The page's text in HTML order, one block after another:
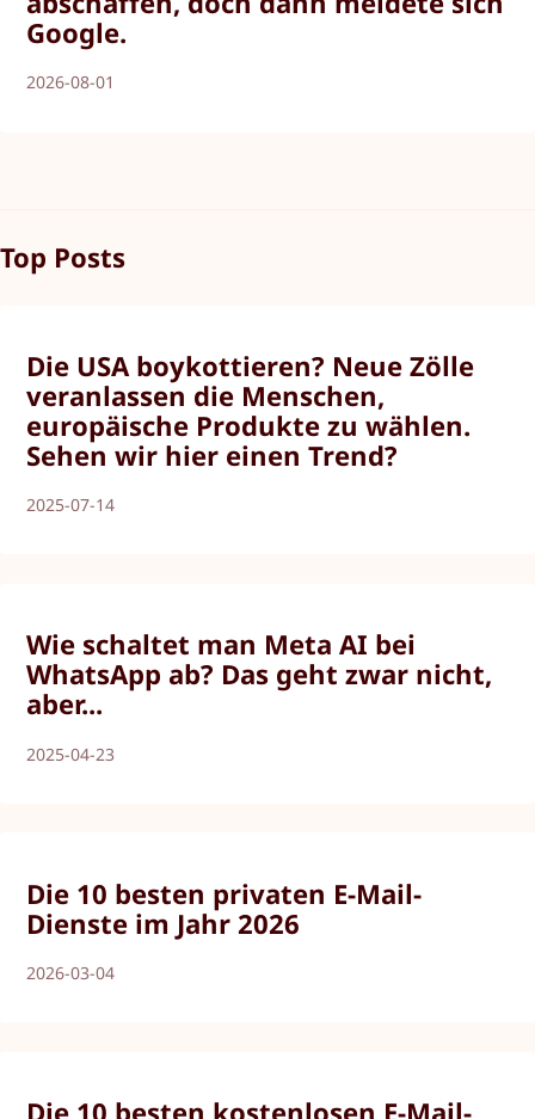
Google.
2026-08-01
Top Posts
Die USA boykottieren? Neue Zölle
veranlassen die Menschen,
europäische Produkte zu wählen.
Sehen wir hier einen Trend?
2025-07-14
Wie schaltet man Meta AI bei
WhatsApp ab? Das geht zwar nicht,
aber...
2025-04-23
Die 10 besten privaten E-Mail-
Dienste im Jahr 2026
2026-03-04
Die 10 besten kostenlosen E-Mail-